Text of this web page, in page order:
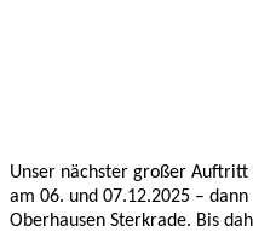
Unser nächster großer Auftritt
am 06. und 07.12.2025 –
Oberhausen Sterkrade. Bis